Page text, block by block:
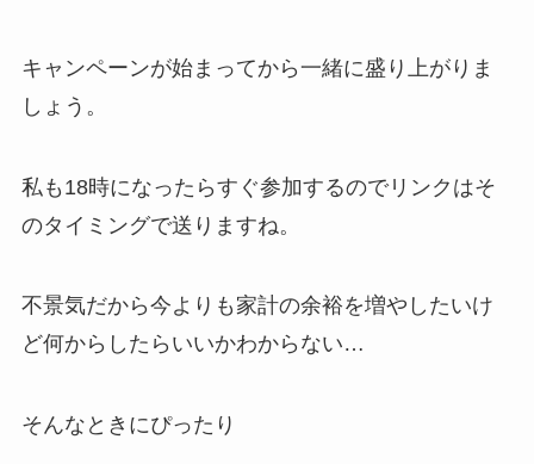
キャンペーンが始まってから一緒に盛り上がりま
しょう。
私も18時になったらすぐ参加するのでリンクはそ
のタイミングで送りますね。
不景気だから今よりも家計の余裕を増やしたいけ
ど何からしたらいいかわからない…
そんなときにぴったり